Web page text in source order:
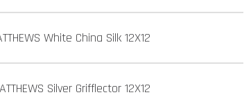
White China Silk 12X12
Silver Grifflector 12X12